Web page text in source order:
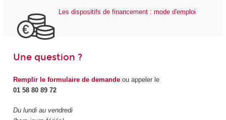
Les dispositifs de financement : mode d'emploi
Une question ?
Remplir le formulaire de demandeou appeler le
01 58 80 89 72
Du lundi au vendredi